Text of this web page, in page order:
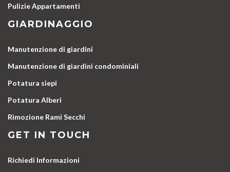
Pulizie Appartamenti
GIARDINAGGIO
Manutenzione di giardini
Manutenzione di giardini condominiali
Potatura siepi
Potatura Alberi
Rimozione Rami Secchi
GET IN TOUCH
Richiedi Informazioni